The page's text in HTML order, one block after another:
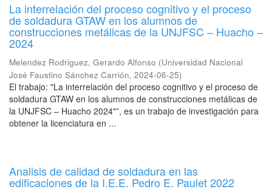
La interrelación del proceso cognitivo y el proceso
de soldadura GTAW en los alumnos de
construcciones metálicas de la UNJFSC – Huacho –
2024
Melendez Rodriguez, Gerardo Alfonso (Universidad Nacional
José Faustino Sánchez Carrión, 2024-06-25)
El trabajo: "La interrelación del proceso cognitivo y el proceso de
soldadura GTAW en los alumnos de construcciones metálicas de
la UNJFSC – Huacho 2024"”, es un trabajo de investigación para
obtener la licenciatura en ...
Analisis de calidad de soldadura en las
edificaciones de la I.E.E. Pedro E. Paulet 2022